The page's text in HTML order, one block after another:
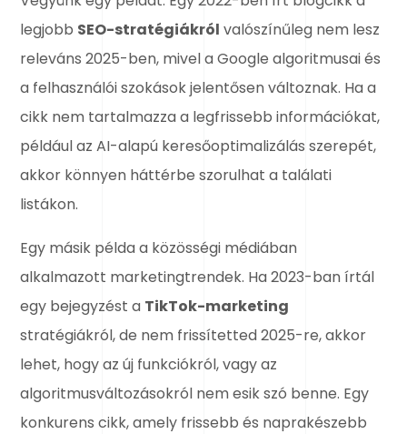
legjobb SEO-stratégiákról valószínűleg nem lesz
releváns 2025-ben, mivel a Google algoritmusai és
a felhasználói szokások jelentősen változnak. Ha a
cikk nem tartalmazza a legfrissebb információkat,
például az AI-alapú keresőoptimalizálás szerepét,
akkor könnyen háttérbe szorulhat a találati
listákon.
Egy másik példa a közösségi médiában
alkalmazott marketingtrendek. Ha 2023-ban írtál
egy bejegyzést a TikTok-marketing
stratégiákról, de nem frissítetted 2025-re, akkor
lehet, hogy az új funkciókról, vagy az
algoritmusváltozásokról nem esik szó benne. Egy
konkurens cikk, amely frissebb és naprakészebb